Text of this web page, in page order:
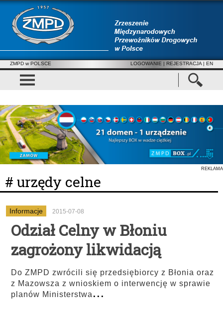
ZMPD w POLSCE LOGOWANIE | REJESTRACJA | EN
REKLAMA
# urzędy celne
Informacje 2015-07-08
Odział Celny w Błoniu
zagrożony likwidacją
Do ZMPD zwrócili się przedsiębiorcy z Błonia oraz
z Mazowsza z wnioskiem o interwencję w sprawie
planów Ministerstwa...